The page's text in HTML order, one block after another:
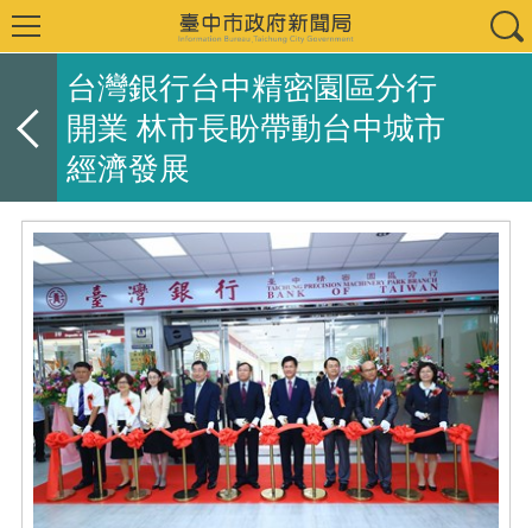
台灣銀行台中精密園區分行
開業 林市長盼帶動台中城市
經濟發展